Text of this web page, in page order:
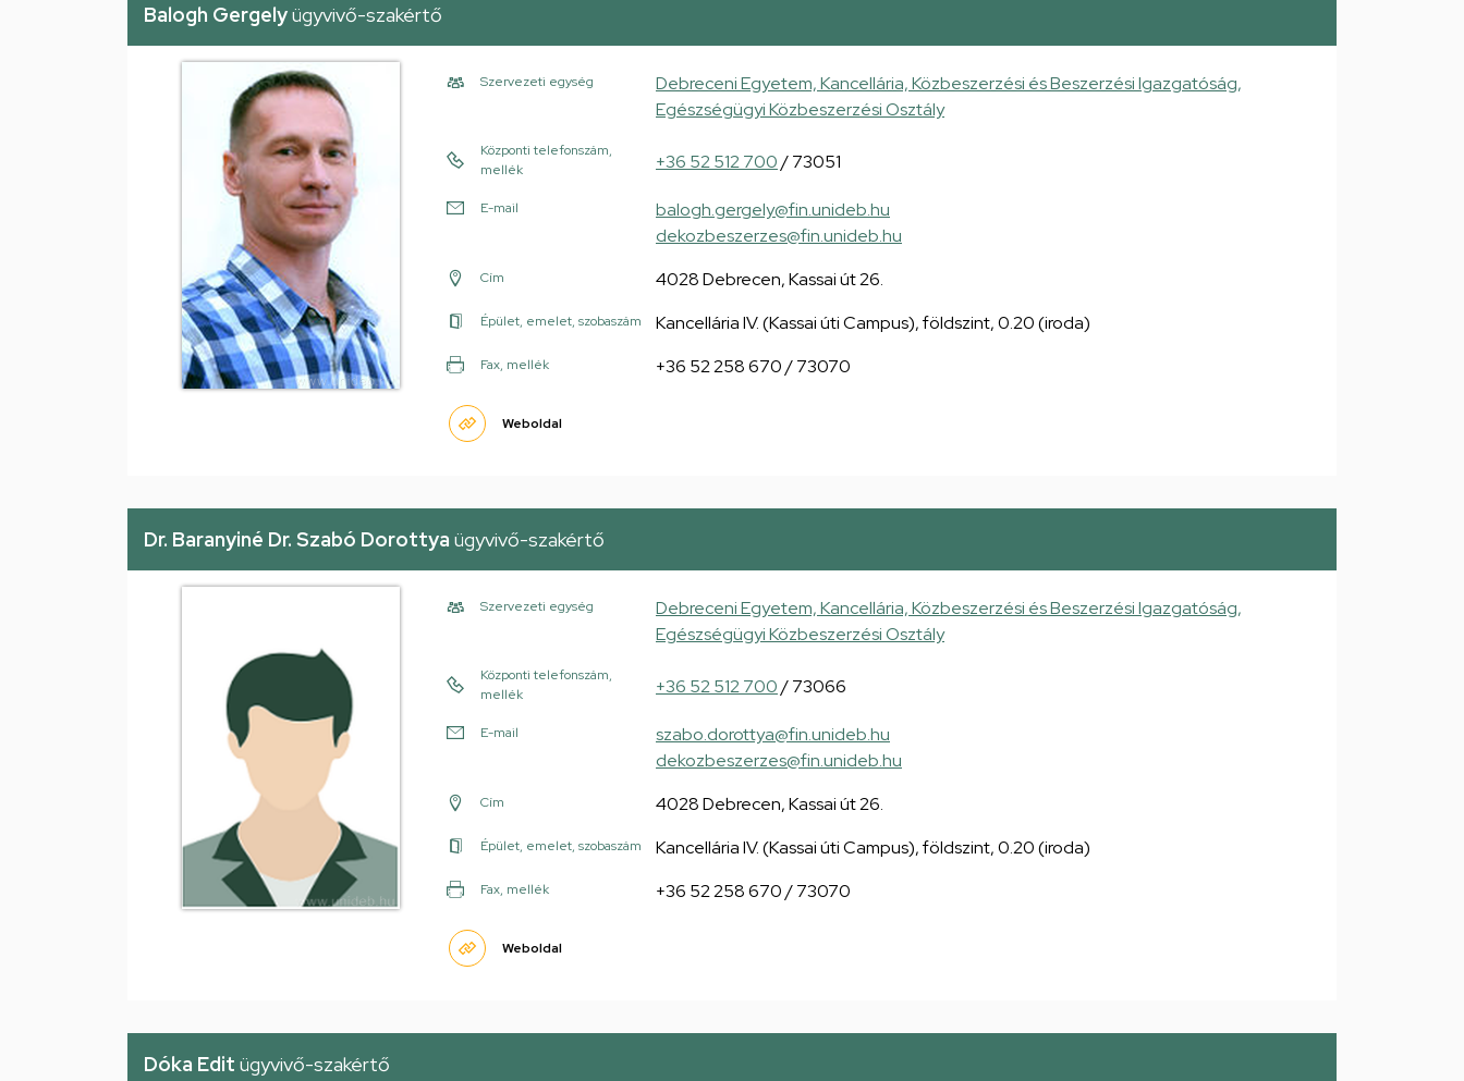
Balogh Gergelyügyvivő-szakértő
Szervezeti egység
Debreceni Egyetem, Kancellária, Közbeszerzési és Beszerzési Igazgatóság,
Egészségügyi Közbeszerzési Osztály
Központi telefonszám,
mellék
+36 52 512 700/ 73051
E-mail
balogh.gergely@fin.unideb.hu
dekozbeszerzes@fin.unideb.hu
Cím 4028 Debrecen, Kassai út 26.
Épület, emelet, szobaszám Kancellária IV. (Kassai úti Campus), földszint, 0.20 (iroda)
Fax, mellék +36 52 258 670 / 73070
Weboldal
Dr. Baranyiné Dr. Szabó Dorottya ügyvivő-szakértő
Szervezeti egység
Debreceni Egyetem, Kancellária, Közbeszerzési és Beszerzési Igazgatóság,
Egészségügyi Közbeszerzési Osztály
Központi telefonszám,
mellék
+36 52 512 700/ 73066
E-mail
szabo.dorottya@fin.unideb.hu
dekozbeszerzes@fin.unideb.hu
Cím 4028 Debrecen, Kassai út 26.
Épület, emelet, szobaszám Kancellária IV. (Kassai úti Campus), földszint, 0.20 (iroda)
Fax, mellék +36 52 258 670 / 73070
Weboldal
Dóka Edit ügyvivő-szakértő